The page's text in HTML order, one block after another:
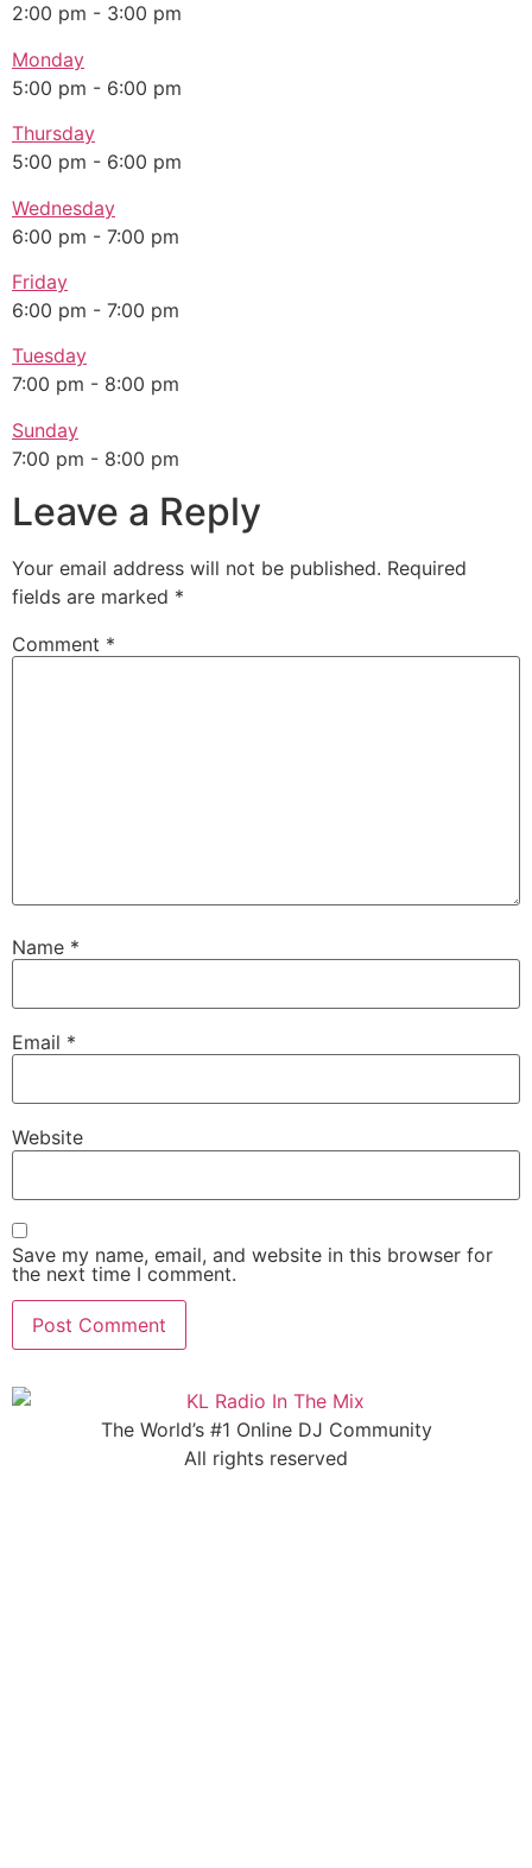
2:00 pm - 3:00 pm
Monday
5:00 pm - 6:00 pm
Thursday
5:00 pm - 6:00 pm
Wednesday
6:00 pm - 7:00 pm
Friday
6:00 pm - 7:00 pm
Tuesday
7:00 pm - 8:00 pm
Sunday
7:00 pm - 8:00 pm
Leave a Reply
Your email address will not be published. Required
fields are marked *
Comment *
Name *
Email *
Website
Save my name, email, and website in this browser for
the next time I comment.
The World’s #1 Online DJ Community
All rights reserved